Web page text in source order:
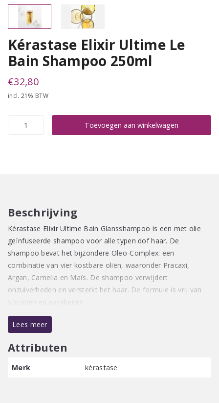
Kérastase Elixir Ultime Le
Bain Shampoo 250ml
€32,80
incl. 21% BTW
Kérastase
Toevoegen aan winkelwagen
Beschrijving
Kérastase Elixir Ultime Bain Glansshampoo is een met olie
geïnfuseerde shampoo voor alle typen dof haar. De
shampoo bevat het bijzondere Oleo-Complex: een
combinatie van vier kostbare oliën, waaronder Pracaxi,
Argan, Camelia en Maïs. De shampoo verwijdert
onzuiverheden en versterkt het haar. De formule is vrij van
siliconen en parabenen.
Lees meer
Attributen
Merk kérastase